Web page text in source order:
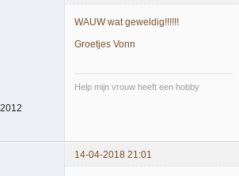
WAUW wat geweldig!!!!!!
Groetjes Vonn
Help mijn vrouw heeft een hobby
14-04-2018 21:01